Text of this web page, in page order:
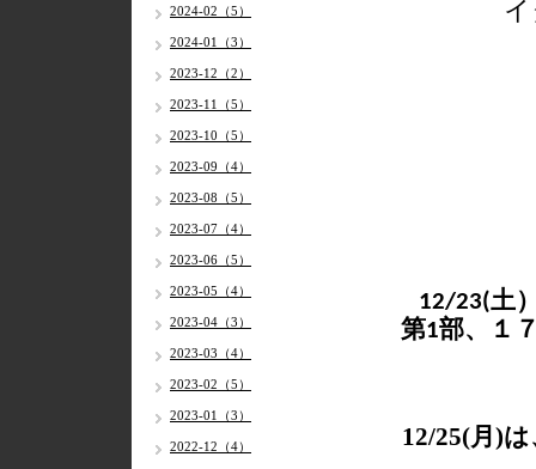
12/23(土
第1部、１
12/25(月)
2024-02（5）
2024-01（3）
2023-12（2）
2023-11（5）
2023-10（5）
2023-09（4）
2023-08（5）
2023-07（4）
2023-06（5）
2023-05（4）
2023-04（3）
2023-03（4）
2023-02（5）
2023-01（3）
2022-12（4）